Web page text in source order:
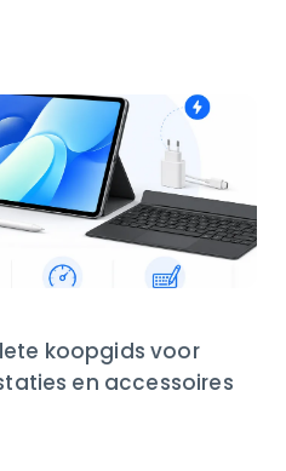
koopgids voor
en accessoires